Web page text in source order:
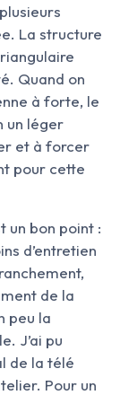
La structure
Quand on
à forte, le
un léger
et à forcer
pour cette
un bon point :
d’entretien
de la
peu la
J’ai pu
de la télé
Pour un